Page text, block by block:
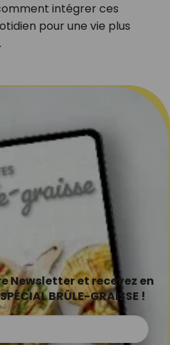
intégrer ces
pour une vie plus
Newsletter et recevez en
BRÛLE-GRAISSE !